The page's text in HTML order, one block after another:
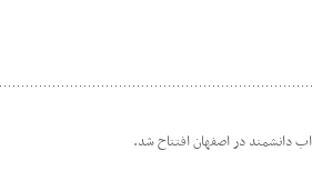
دانشمند در اصفهان افتتاح شد.